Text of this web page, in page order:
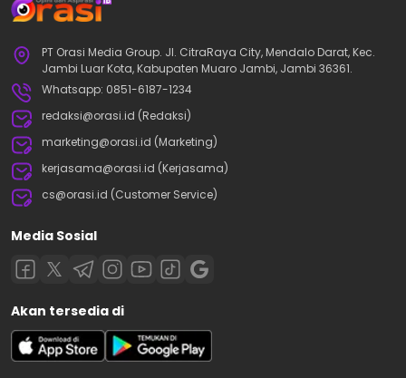
PT Orasi Media Group. Jl. CitraRaya City, Mendalo Darat, Kec.
Jambi Luar Kota, Kabupaten Muaro Jambi, Jambi 36361.
Whatsapp: 0851-6187-1234
redaksi@orasi.id (Redaksi)
marketing@orasi.id (Marketing)
kerjasama@orasi.id (Kerjasama)
cs@orasi.id (Customer Service)
Media Sosial
Akan tersedia di